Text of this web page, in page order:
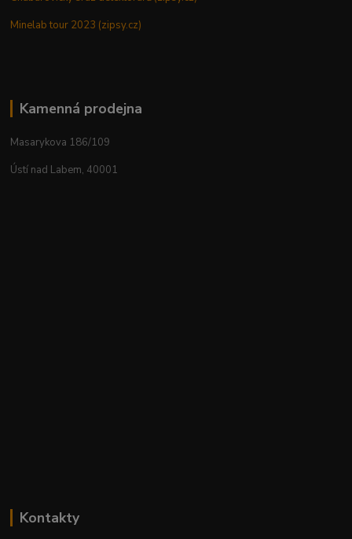
Minelab tour 2023 (zipsy.cz)
Kamenná prodejna
Masarykova 186/109
Ústí nad Labem, 40001
Kontakty